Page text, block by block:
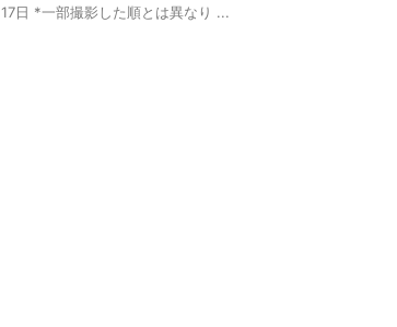
日 *一部撮影した順とは異なり ...